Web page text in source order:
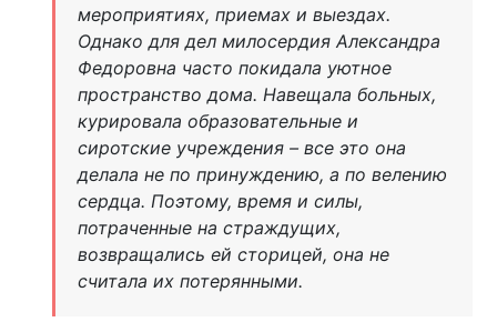
мероприятиях, приемах и выездах.
Однако для дел милосердия Александра
Федоровна часто покидала уютное
пространство дома. Навещала больных,
курировала образовательные и
сиротские учреждения – все это она
делала не по принуждению, а по велению
сердца. Поэтому, время и силы,
потраченные на страждущих,
возвращались ей сторицей, она не
считала их потерянными.